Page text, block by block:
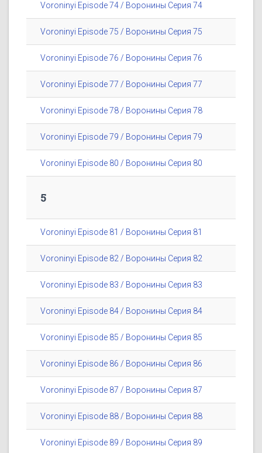
Voroninyi Episode 74 / Воронины Серия 74
Voroninyi Episode 75 / Воронины Серия 75
Voroninyi Episode 76 / Воронины Серия 76
Voroninyi Episode 77 / Воронины Серия 77
Voroninyi Episode 78 / Воронины Серия 78
Voroninyi Episode 79 / Воронины Серия 79
Voroninyi Episode 80 / Воронины Серия 80
5
Voroninyi Episode 81 / Воронины Серия 81
Voroninyi Episode 82 / Воронины Серия 82
Voroninyi Episode 83 / Воронины Серия 83
Voroninyi Episode 84 / Воронины Серия 84
Voroninyi Episode 85 / Воронины Серия 85
Voroninyi Episode 86 / Воронины Серия 86
Voroninyi Episode 87 / Воронины Серия 87
Voroninyi Episode 88 / Воронины Серия 88
Voroninyi Episode 89 / Воронины Серия 89